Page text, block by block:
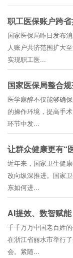
职工医保账户跨
国家医保局昨日发布
人账户共济范围扩大
实现职工医...
国家医保局整合
医学麻醉不仅能够确
的操作环境，提高手
环节中发...
让群众健康更有“
近年来，国家卫生健
改向纵深推进。国家
东如何进...
AI提效、数智赋
千千万万中国老百姓
在浙江省丽水市举行
会。紧随...